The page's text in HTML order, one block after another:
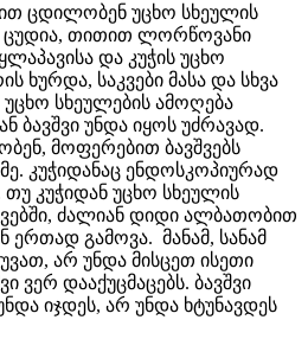
ცდილობენ უცხო სხეულის
ცუდია, თითით ლორწოვანი
და კუჭის უცხო
ხურდა, საკვები მასა და სხვა
უცხო სხეულების ამოღება
ბავშვი უნდა იყოს უძრავად.
მოფერებით ბავშვებს
კუჭიდანაც ენდოსკოპიურად
კუჭიდან უცხო სხეულის
ძალიან დიდი ალბათობით
ერთად გამოვა. მანამ, სანამ
არ უნდა მისცეთ ისეთი
ვერ დააქუცმაცებს. ბავშვი
იჯდეს, არ უნდა ხტუნავდეს